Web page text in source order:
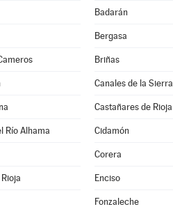
Badarán
Bergasa
Briñas
Canales de la Sierra
Castañares de Rioja
Río Alhama Cidamón
Corera
Enciso
Fonzaleche